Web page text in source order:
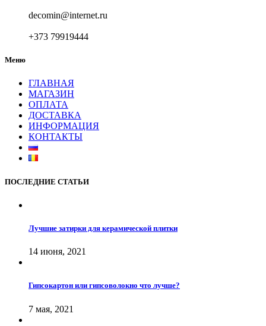
decomin@internet.ru
+373 79919444
Меню
ГЛАВНАЯ
МАГАЗИН
ОПЛАТА
ДОСТАВКА
ИНФОРМАЦИЯ
КОНТАКТЫ
ПОСЛЕДНИЕ СТАТЬИ
Лучшие затирки для керамической плитки
14 июня, 2021
Гипсокартон или гипсоволокно что лучше?
7 мая, 2021